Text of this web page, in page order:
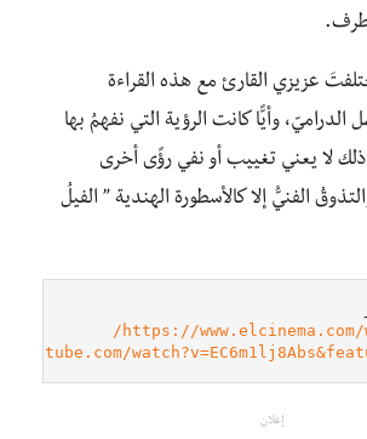
عزيزي القارئ مع هذه القراءة
الدراميّ، وأيًّا كانت الرؤية التي نفهمُ بها
لا يعني تغييب أو نفي رؤًى أخرى
الفنيُّ إلا كالأسطورة الهندية ” الفيلُ
إعلان